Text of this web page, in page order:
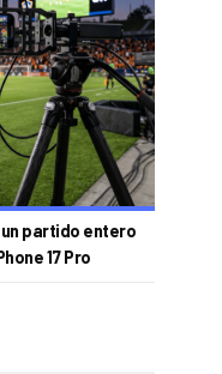
partido entero
17 Pro